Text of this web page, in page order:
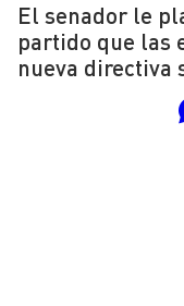
El senador le
partido que las
nueva directiva